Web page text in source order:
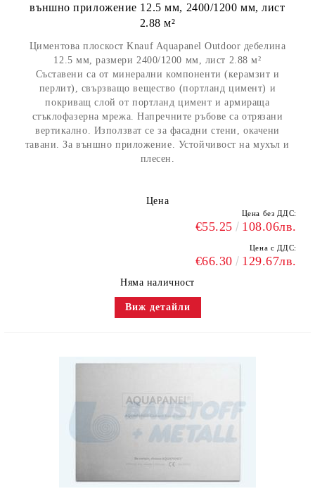
външно приложение 12.5 мм, 2400/1200 мм, лист
2.88 м²
Циментова плоскост Knauf Aquapanel Outdoor дебелина
12.5 мм, размери 2400/1200 мм, лист 2.88 м²
Съставени са от минерални компоненти (керамзит и
перлит), свързващо вещество (портланд цимент) и
покриващ слой от портланд цимент и армираща
стъклофазерна мрежа. Напречните ръбове са отрязани
вертикално. Използват се за фасадни стени, окачени
тавани. За външно приложение. Устойчивост на мухъл и
плесен.
Цена
Цена без ДДС:
€55.25 108.06лв.
Цена с ДДС:
€66.30 129.67лв.
Няма наличност
Виж детайли